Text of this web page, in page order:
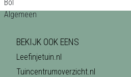
BEKIJK OOK EENS
Leefinjetuin.nl
Tuincentrumoverzicht.nl